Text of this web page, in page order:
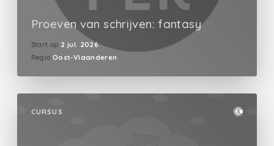
Proeven van schrijven: fantasy
Start op 2 jul. 2026
Regio Oost-Vlaanderen
CURSUS